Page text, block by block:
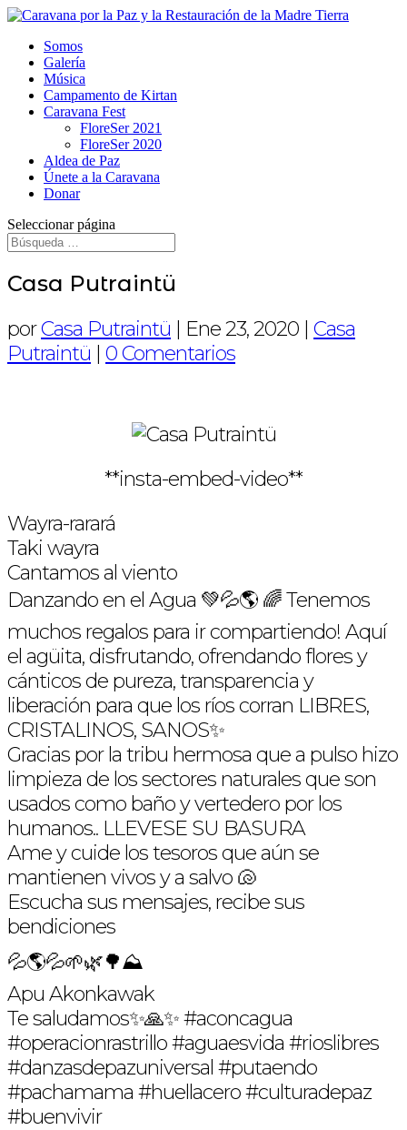
Somos
Galería
Música
Campamento de Kirtan
Caravana Fest
FloreSer 2021
FloreSer 2020
Aldea de Paz
Únete a la Caravana
Donar
Seleccionar página
Casa Putraintü
porCasa Putraintü | Ene 23, 2020 | Casa
Putraintü | 0 Comentarios
**insta-embed-video**
Wayra-rarará
Taki wayra
Cantamos al viento
Danzando en el Agua 💚💦🌎 🌈 Tenemos
muchos regalos para ir compartiendo! Aquí
el agüita, disfrutando, ofrendando flores y
cánticos de pureza, transparencia y
liberación para que los ríos corran LIBRES,
CRISTALINOS, SANOS✨
Gracias por la tribu hermosa que a pulso hizo
limpieza de los sectores naturales que son
usados como baño y vertedero por los
humanos.. LLEVESE SU BASURA
Ame y cuide los tesoros que aún se
mantienen vivos y a salvo 🐚
Escucha sus mensajes, recibe sus
bendiciones
💦🌎💦🌱🌿🌳⛰️
Apu Akonkawak
Te saludamos✨🙏✨ #aconcagua
#operacionrastrillo #aguaesvida #rioslibres
#danzasdepazuniversal #putaendo
#pachamama #huellacero #culturadepaz
#buenvivir